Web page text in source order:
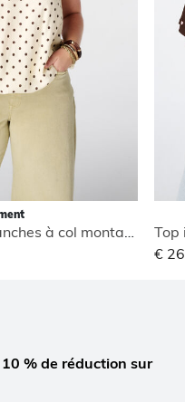
Top
€
10 % de réduction sur